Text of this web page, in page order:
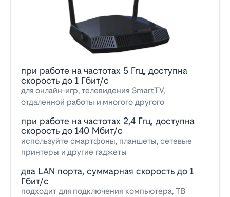
при работе на частотах 5 Ггц, доступна
скорость до 1 Гбит/с
для онлайн-игр, телевидения SmartTV,
отдаленной работы и многого другого
при работе на частотах 2,4 Ггц, доступна
скорость до 140 Мбит/с
используйте смартфоны, планшеты, сетевые
принтеры и другие гаджеты
два LAN порта, суммарная скорость до 1
Гбит/с
подходит для подключения компьютера, ТВ